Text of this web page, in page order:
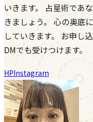
いきます。 占星術であ
きましょう。 心の奥底
していきます。 お申し
DMでも受けつけます。
HPInstagram